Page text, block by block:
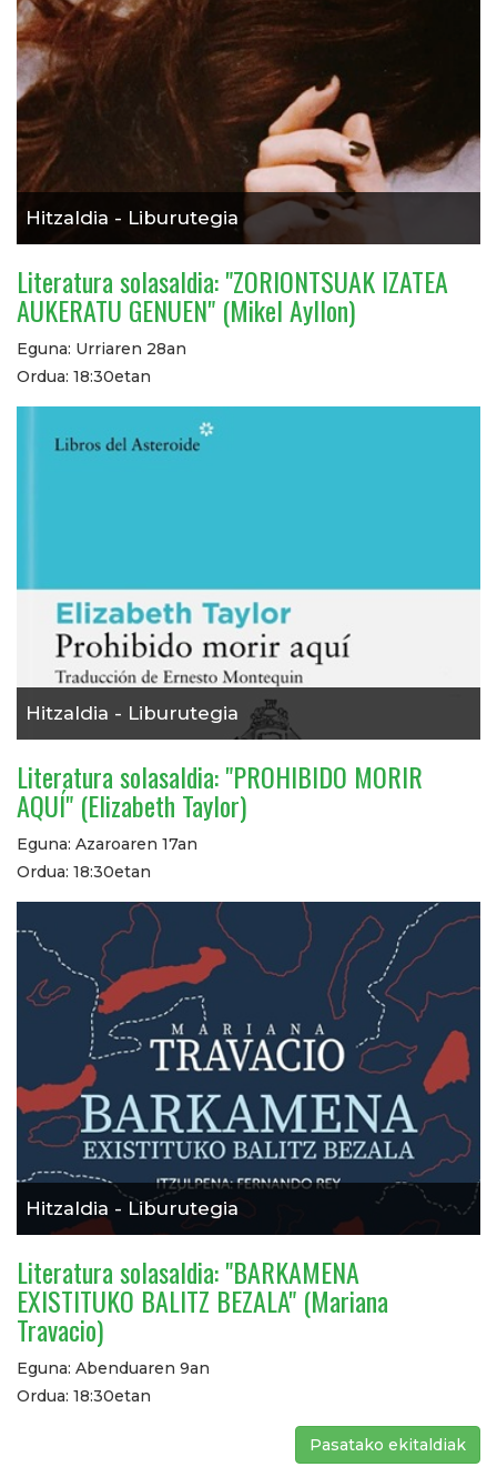
Hitzaldia - Liburutegia
Literatura solasaldia: "ZORIONTSUAK IZATEA
AUKERATU GENUEN" (Mikel Ayllon)
Eguna: Urriaren 28an
Ordua: 18:30etan
Hitzaldia - Liburutegia
Literatura solasaldia: "PROHIBIDO MORIR
AQUÍ" (Elizabeth Taylor)
Eguna: Azaroaren 17an
Ordua: 18:30etan
Hitzaldia - Liburutegia
Literatura solasaldia: "BARKAMENA
EXISTITUKO BALITZ BEZALA" (Mariana
Travacio)
Eguna: Abenduaren 9an
Ordua: 18:30etan
Pasatako ekitaldiak